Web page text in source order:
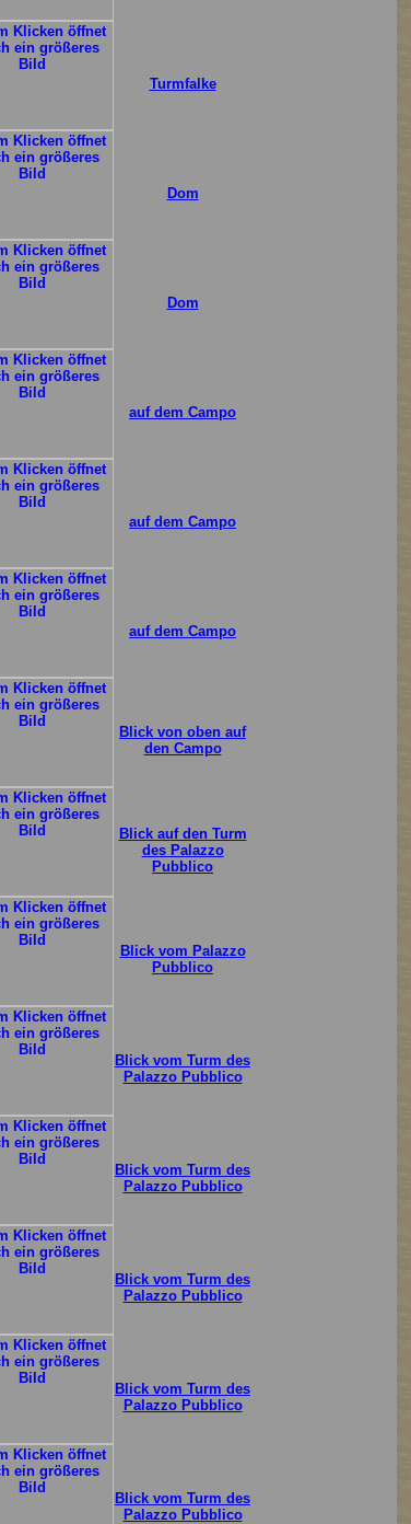
Turmfalke
Dom
Dom
auf dem Campo
auf dem Campo
auf dem Campo
Blick von oben auf
den Campo
Blick auf den Turm
des Palazzo
Pubblico
Blick vom Palazzo
Pubblico
Blick vom Turm des
Palazzo Pubblico
Blick vom Turm des
Palazzo Pubblico
Blick vom Turm des
Palazzo Pubblico
Blick vom Turm des
Palazzo Pubblico
Blick vom Turm des
Palazzo Pubblico